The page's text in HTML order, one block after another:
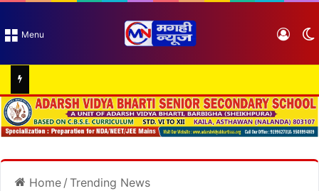
Menu Log
Home / Trending News